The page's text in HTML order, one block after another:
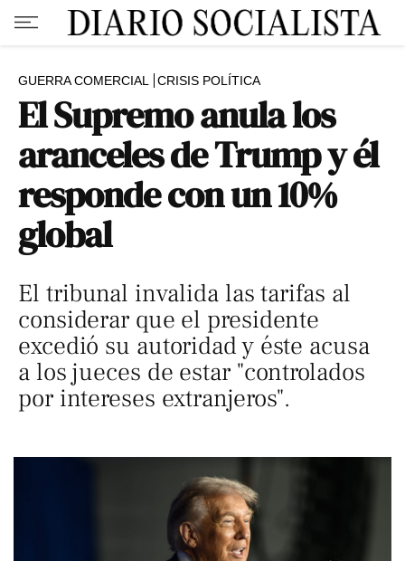
GUERRA COMERCIAL CRISIS POLÍTICA
El Supremo anula los
aranceles de Trump y él
responde con un 10%
global
El tribunal invalida las tarifas al
considerar que el presidente
excedió su autoridad y éste acusa
a los jueces de estar "controlados
por intereses extranjeros".